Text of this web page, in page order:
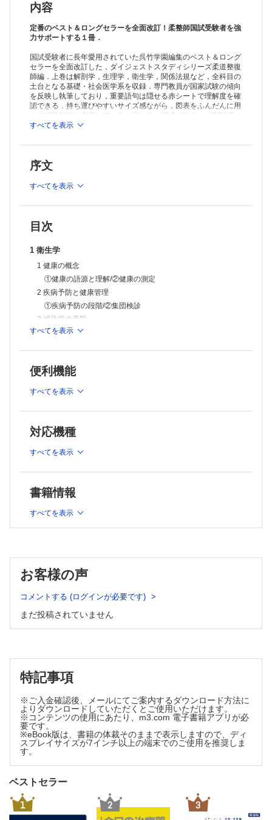
染/
⑥地球環境の管理/⑦最近の環境問題
6 生活環境・食品衛生活動
①水の衛生と水質汚濁/②住居/③食品（食中毒）/④ゴミ（廃棄物）処
7 母子保健
①ライフサイクル/②母子相互作用/③母子保健に関する用語/
④母子保健の指標/⑤母子保健行政
8 学校保健
①学校保健の意味/②学校保健対策（領域と構成）と組織・運営/
③学校保健関係職員/④学校保健管理/⑤学校環境衛生基準/
⑥学齢期の健康状況の統計
①産業保健の目的/②職業病（法律上では業務上疾病）とその対策/
③職場における健康診断と健康増進
10 成人・高齢者保健
慣病）/
①精神保健および精神障害者福祉に関する法律/②入院・外来別精神
障害受療者の
疾病別割合/③精神の病気/④精神保健福祉法による入院形態
12 地域保健と国際保健
①地域保健活動/②保健に関する国際協力と世界保健機関/③プライマ
リ・ヘルス・ケア（PHC）の展開
13 衛生行政と保健医療の制度
①わが国の衛生行政機構/②保健所/③医療保険/④国民医療費/
⑤健康づくり
①疫学とは/②疫学の意義/③方法（疫学の特徴）/④調査対象/
1 序 論
①法の体系/②柔道整復師と患者の権利/③医療過誤とリスクマネジメ
ント
①総則/②免許
①試験の実施
①業務の禁止/②業務範囲/③秘密を守る義務/④都道府県知事の指示
6 雑 則
①広告
7 罰 則
①罪刑法定主義/②柔道整復師法に定められる罰則/③両罰規定
8 医療従事者の資格法
①医療提供の理念/②病院・診療所・助産所の定義/③地域医療支
⑥診療所等開設の届出/⑦病院等の廃止の届出
①生活保護法/②児童福祉法/③身体障害者福祉法
11 社会保険関係法規
12 その他の関係法規
①個人情報の保護に関する法律
3 社会保障制度
1 社会保障
①社会保障制度/②社会保障の3 つの機能
2 社会保険
①現在の日本の「社会保険制度」/②公的年金/③公的年金制度の仕組
み/
④雇用保険制度の仕組み/⑤労働災害補償制度の仕組み/
①医療保険の目的と意義/②国民医療費の定義/③保険診療の概要/
4 柔道整復師業務における療養費
①医療費/②柔道整復療養費
内容
定番のベスト＆ロングセラーを全面改訂！柔整師国試受験者を強
力サポートする１冊．
国試受験者に長年愛用されていた呉竹学園編集のベスト＆ロング
セラーを全面改訂した，ダイジェストスタディシリーズ柔道整復
師編．上巻は解剖学，生理学，衛生学，関係法規など，全科目の
土台となる基礎・社会医学系を収録．専門教員が国家試験の傾向
を反映し執筆しており，重要語句は隠せる赤シートで理解度を確
認できる．持ち運びやすいサイズ感ながら，図表をふんだんに用
いて補足解説も充実している．見やすい構成に加え，「POINT」
欄や「注目度」を示し，日頃の学習から直前期の総チェックまで
すべてを表示
序文
すべてを表示
目次
1 衛生学
1 健康の概念
①健康の語源と理解/②健康の測定
2 疾病予防と健康管理
①疾病予防の段階/②集団検診
3 感染症の予防
①感染症とは/②感染症の予防対策
5 環境衛生（環境保健）
①環境問題/②物理的環境要因/③騒音/④公害/⑤空気の衛生と
大気汚染/
⑥地球環境の管理/⑦最近の環境問題
6 生活環境・食品衛生活動
①水の衛生と水質汚濁/②住居/③食品（食中毒）/④ゴミ（廃
棄物）処理
①ライフサイクル/②母子相互作用/③母子保健に関する用語/
④母子保健の指標/⑤母子保健行政
①学校保健の意味/②学校保健対策（領域と構成）と組織・運
営/
9 産業保健
①産業保健の目的/②職業病（法律上では業務上疾病）とその
③職場における健康診断と健康増進
10 成人・高齢者保健
①成人・高齢者の健康状態/②わが国の死因順位/③成人保健
①精神保健および精神障害者福祉に関する法律/②入院・外来
疾病別割合/③精神の病気/④精神保健福祉法による入院形態
12 地域保健と国際保健
①地域保健活動/②保健に関する国際協力と世界保健機関/③
プライマリ・ヘルス・ケア（PHC）の展開
⑤健康づくり
①疫学とは/②疫学の意義/③方法（疫学の特徴）/④調査対象/
すべてを表示
便利機能
すべてを表示
対応機種
すべてを表示
書籍情報
すべてを表示
お客様の声
コメントする (ログインが必要です)
まだ投稿されていません
特記事項
※ご入金確認後、メールにてご案内するダウンロード方法に
よりダウンロードしていただくとご使用いただけます。
※コンテンツの使用にあたり、m3.com 電子書籍アプリが必
要です。
※eBook版は、書籍の体裁そのままで表示しますので、ディ
スプレイサイズが7インチ以上の端末でのご使用を推奨しま
す。
ベストセラー
1 2 3